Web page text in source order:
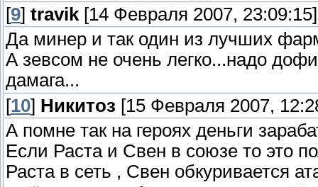
[9] travik [14 Февраля 2007, 23:09:15]
Да минер и так один из лучших
А зевсом не очень легко...надо
дамага...
[10] Никитоз [15 Февраля 2007,
А помне так на героях деньги
Если Раста и Свен в союзе то это
Раста в сеть , Свен обкуривается